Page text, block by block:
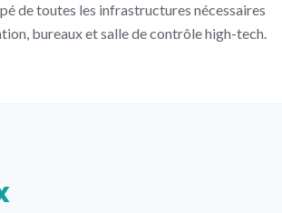
de toutes les infrastructures nécessaires
bureaux et salle de contrôle high-tech.